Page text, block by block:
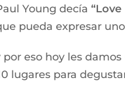
Young decía “Love
pueda expresar
por eso hoy les
lugares para